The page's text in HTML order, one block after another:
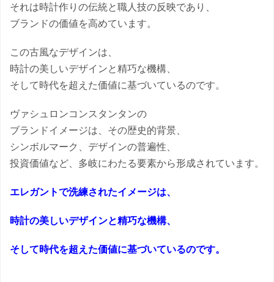
それは時計作りの伝統と職人技の反映であり、
ブランドの価値を高めています。
この古風なデザインは、
時計の美しいデザインと精巧な機構、
そして時代を超えた価値に基づいているのです。
ヴァシュロンコンスタンタンの
ブランドイメージは、その歴史的背景、
シンボルマーク、デザインの普遍性、
投資価値など、多岐にわたる要素から形成されています。
エレガントで洗練されたイメージは、
時計の美しいデザインと精巧な機構、
そして時代を超えた価値に基づいているのです。